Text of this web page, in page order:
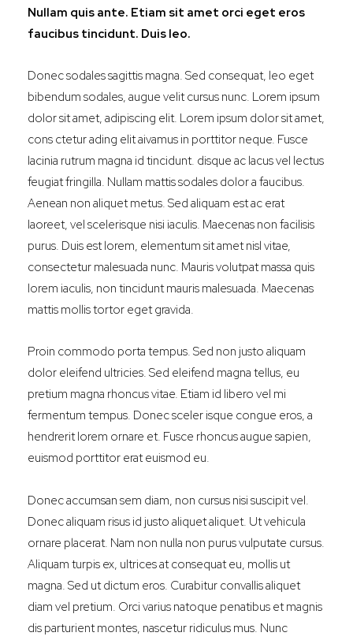
Nullam quis ante. Etiam sit amet orci eget eros
faucibus tincidunt. Duis leo.
Donec sodales sagittis magna. Sed consequat, leo eget
bibendum sodales, augue velit cursus nunc. Lorem ipsum
dolor sit amet, adipiscing elit. Lorem ipsum dolor sit amet,
cons ctetur ading elit aivamus in porttitor neque. Fusce
lacinia rutrum magna id tincidunt. disque ac lacus vel lectus
feugiat fringilla. Nullam mattis sodales dolor a faucibus.
Aenean non aliquet metus. Sed aliquam est ac erat
laoreet, vel scelerisque nisi iaculis. Maecenas non facilisis
purus. Duis est lorem, elementum sit amet nisl vitae,
consectetur malesuada nunc. Mauris volutpat massa quis
lorem iaculis, non tincidunt mauris malesuada. Maecenas
mattis mollis tortor eget gravida.
Proin commodo porta tempus. Sed non justo aliquam
dolor eleifend ultricies. Sed eleifend magna tellus, eu
pretium magna rhoncus vitae. Etiam id libero vel mi
fermentum tempus. Donec sceler isque congue eros, a
hendrerit lorem ornare et. Fusce rhoncus augue sapien,
euismod porttitor erat euismod eu.
Donec accumsan sem diam, non cursus nisi suscipit vel.
Donec aliquam risus id justo aliquet aliquet. Ut vehicula
ornare placerat. Nam non nulla non purus vulputate cursus.
Aliquam turpis ex, ultrices at consequat eu, mollis ut
magna. Sed ut dictum eros. Curabitur convallis aliquet
diam vel pretium. Orci varius natoque penatibus et magnis
dis parturient montes, nascetur ridiculus mus. Nunc